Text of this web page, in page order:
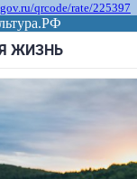
qrcode/rate/225397